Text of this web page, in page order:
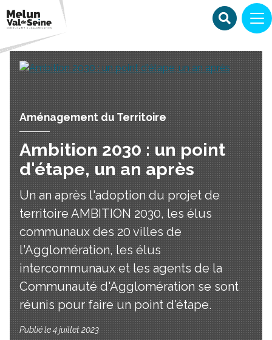
Aménagement du Territoire
Ambition 2030 : un point
d'étape, un an après
Un an après l'adoption du projet de
territoire AMBITION 2030, les élus
communaux des 20 villes de
l'Agglomération, les élus
intercommunaux et les agents de la
Communauté d'Agglomération se sont
réunis pour faire un point d'étape.
Publié le 4 juillet 2023